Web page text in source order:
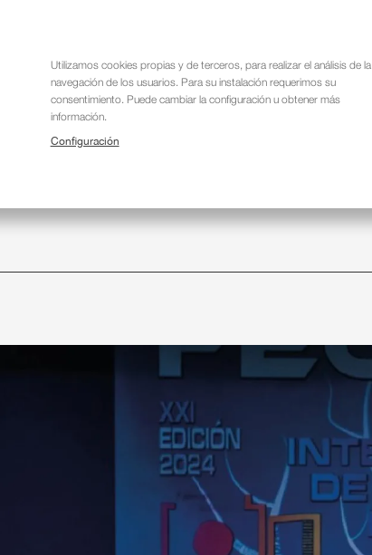
Utilizamos cookies propias y de terceros, para realizar el análisis de la
navegación de los usuarios. Para su instalación requerimos su
consentimiento. Puede cambiar la configuración u obtener más
información.
Configuración
Navegación
principal
FORMACIONS WE ARE DIFFERENT SHOWCASE